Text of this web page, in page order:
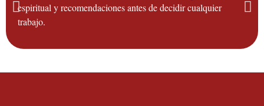
espiritual y recomendaciones antes de decidir cualquier
trabajo.